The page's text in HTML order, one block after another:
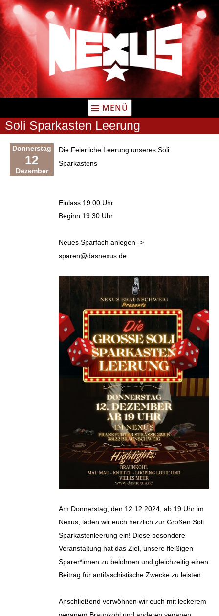
Zum
Inhalt
springen
MENÜ
Soli Sparkasten Leerung
Donnerstag
12
Dezember
Die Feierliche Leerung unseres Soli
Sparkastens
Einlass 19:00 Uhr
Beginn 19:30 Uhr
Neues Sparfach anlegen ->
sparen@dasnexus.de
Am Donnerstag, den 12.12.2024, ab 19 Uhr im
Nexus, laden wir euch herzlich zur Großen Soli
Sparkastenleerung ein! Diese besondere
Veranstaltung hat das Ziel, unsere fleißigen
Sparer*innen zu belohnen und gleichzeitig einen
Beitrag für antifaschistische Zwecke zu leisten.
Anschließend verwöhnen wir euch mit leckerem